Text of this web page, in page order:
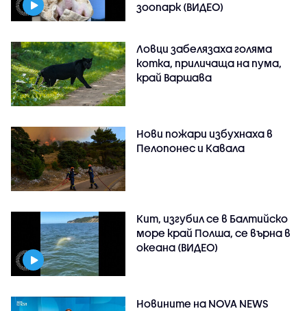
зоопарк (ВИДЕО)
Ловци забелязаха голяма
котка, приличаща на пума,
край Варшава
Нови пожари избухнаха в
Пелопонес и Кавала
Кит, изгубил се в Балтийско
море край Полша, се върна в
океана (ВИДЕО)
Новините на NOVA NEWS